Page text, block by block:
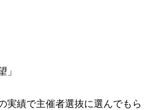
」
実績で主催者選抜に選んでもら